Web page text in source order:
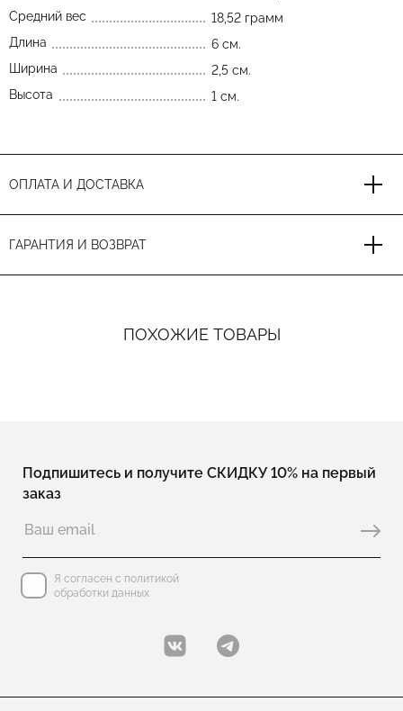
Средний вес
18,52 грамм
Длина
6 см.
Ширина
2,5 см.
Высота
1 см.
ОПЛАТА И ДОСТАВКА
ГАРАНТИЯ И ВОЗВРАТ
ПОХОЖИЕ ТОВАРЫ
Подпишитесь и получите СКИДКУ 10% на первый
заказ
Я согласен с политикой
обработки данных